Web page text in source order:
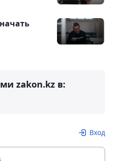
zakon.kz в:
Вход